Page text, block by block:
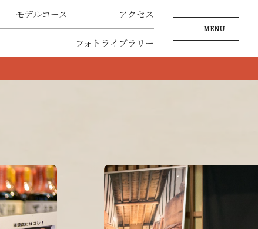
モデルコース アクセス
フォトライブラリー
MENU